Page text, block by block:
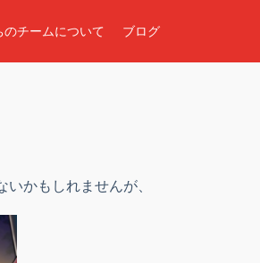
のチームについて ブログ
かもしれませんが、